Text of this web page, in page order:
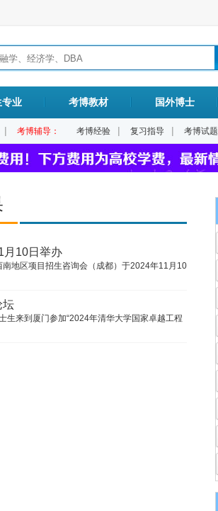
| 考博辅导： 考博经验 | 复习指导 | 考博试题
专业 考博教材 国外博士
月10日举办
地区项目招生咨询会（成都）于2024年11月10
坛
来到厦门参加“2024年清华大学国家卓越工程